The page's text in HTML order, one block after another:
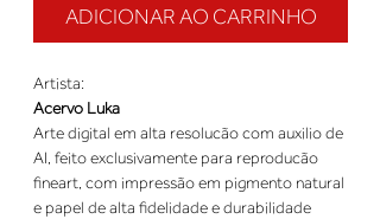
ADICIONAR AO CARRINHO
Artista:
Acervo Luka
Arte digital em alta resolucão com auxilio de
AI, feito exclusivamente para reproducão
fineart, com impressão em pigmento natural
e papel de alta fidelidade e durabilidade